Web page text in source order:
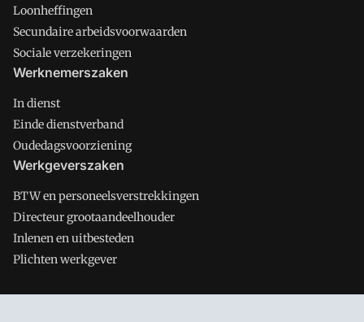
Loonheffingen
Secundaire arbeidsvoorwaarden
Sociale verzekeringen
Werknemerszaken
In dienst
Einde dienstverband
Oudedagsvoorziening
Werkgeverszaken
BTW en personeelsverstrekkingen
Directeur grootaandeelhouder
Inlenen en uitbesteden
Plichten werkgever